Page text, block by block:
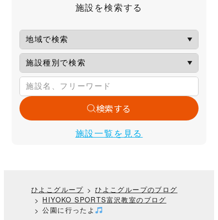
施設を検索する
施設一覧を見る
検索する
ひよこグループ
ひよこグループのブログ
HIYOKO SPORTS富沢教室のブログ
公園に行ったよ